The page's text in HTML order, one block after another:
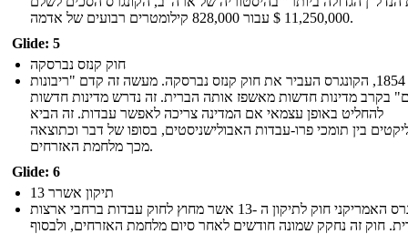
11,250,000 $ עבור 828,000 קילומטרים רבועים של אדמה.
Glide: 5
חוק קנזס נברסקה
בשנת 1854, הקונגרס העביר את חוק קנזס נברסקה. מעשה זה קדם "ריבונות
בקרב מדינות חדשות מאשפז אותה הברית. זה נדרש מדינות חדשות
להחליט באופן עצמאי אם המדינה צריכה לאפשר עבדות. זה הביא
בין תומכי פרו-עבדות האבולישניסטים, בסופו של דבר וכתוצאה
מכך מלחמת האזרחים.
Glide: 6
13 תיקון אשרר
הקונגרס האמריקני חוק לתיקון ה -13 אשר מחוץ לחוק עבדות ברחבי ארצות
חוק זה נחקק שמונה חודשים לאחר סיום מלחמת האזרחים, ולבסוף